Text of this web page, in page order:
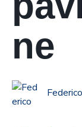
ne
Federico